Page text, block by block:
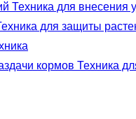
Техника для внесения
для защиты
Техника